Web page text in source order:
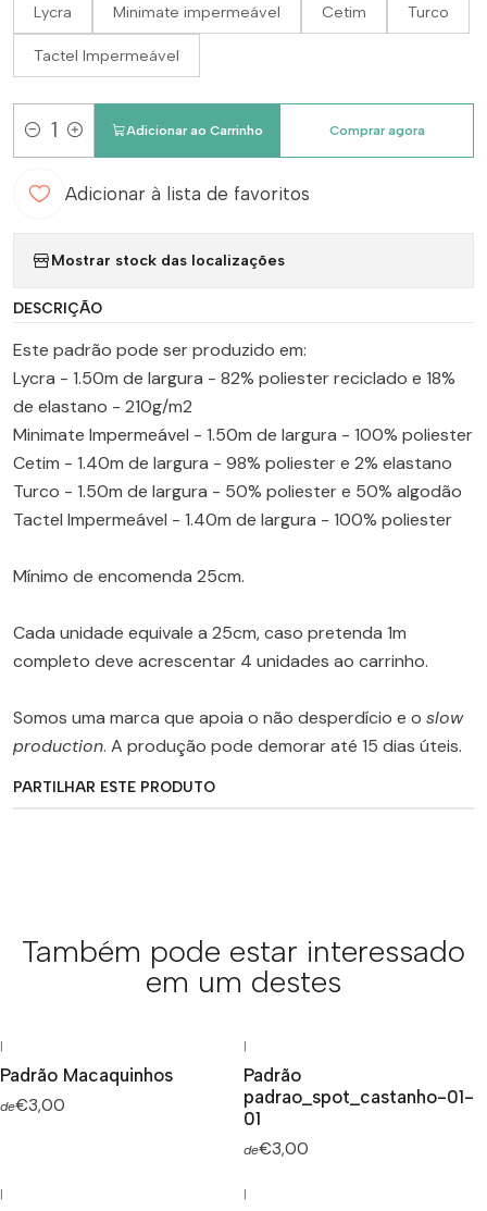
Lycra Minimate impermeável Cetim Turco
Tactel Impermeável
Quantidade
Adicionar ao Carrinho Comprar agora
Adicionar à lista de favoritos
Mostrar stock das localizações
DESCRIÇÃO
Este padrão pode ser produzido em:
Lycra - 1.50m de largura - 82% poliester reciclado e 18%
de elastano - 210g/m2
Minimate Impermeável - 1.50m de largura - 100% poliester
Cetim - 1.40m de largura - 98% poliester e 2% elastano
Turco - 1.50m de largura - 50% poliester e 50% algodão
Tactel Impermeável - 1.40m de largura - 100% poliester
Mínimo de encomenda 25cm.
Cada unidade equivale a 25cm, caso pretenda 1m
completo deve acrescentar 4 unidades ao carrinho.
Somos uma marca que apoia o não desperdício e o slow
production. A produção pode demorar até 15 dias úteis.
PARTILHAR ESTE PRODUTO
Também pode estar interessado
em um destes
|
Padrão Macaquinhos
de€3,00
|
Padrão
padrao_spot_castanho-01-
01
de€3,00
| |